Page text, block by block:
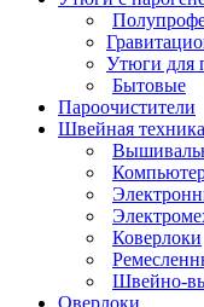
Утюги для
Бытовые
Пароочистители
Швейная техника
Коверлоки
Швейно-
Оверлоки